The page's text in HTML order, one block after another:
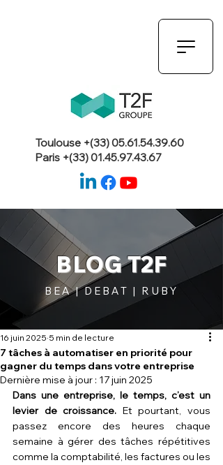
Toulouse +(33)05.61.54.39.60
Paris +(33)01.45.97.43.67
BLOG T2F
BEA | DEBAT | RUBY
7 tâches à automatiser en priorité pour
gagner du temps dans votre entreprise
16 juin 2025 5 min de lecture
Dernière mise à jour : 17 juin 2025
Dans une entreprise, le temps, c’est un
levier de croissance. Et pourtant, vous
passez encore des heures chaque
semaine à gérer des tâches répétitives
comme la comptabilité, les factures ou les